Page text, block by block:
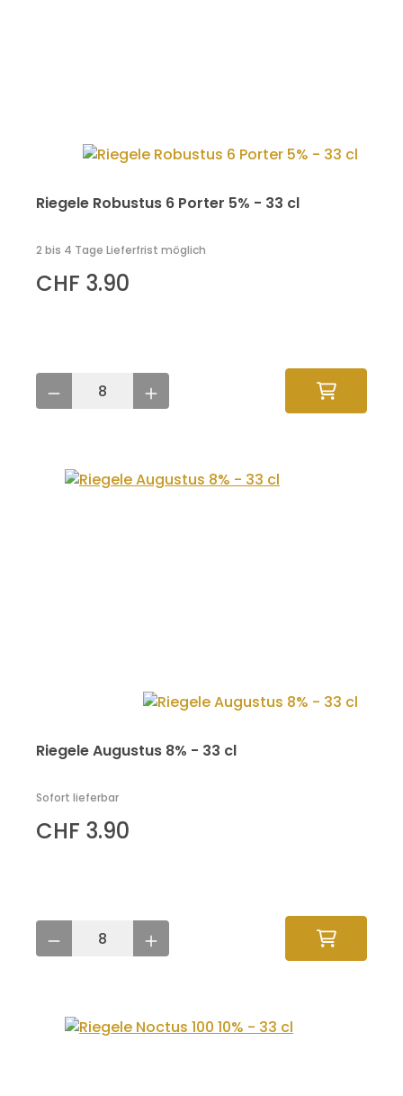
Riegele Robustus 6 Porter 5% - 33 cl
2 bis 4 Tage Lieferfrist möglich
CHF 3.90
Riegele Augustus 8% - 33 cl
Sofort lieferbar
CHF 3.90